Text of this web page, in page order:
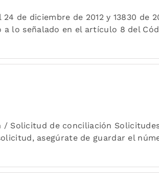
de diciembre de 2012 y 13830 de
lo señalado en el artículo 8 del
Solicitud de conciliación
asegúrate de guardar el